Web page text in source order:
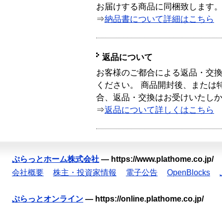
お届けする商品に同梱致します。
⇒納品書について詳細はこちら
返品について
お客様のご都合による返品・交
ください。 商品開封後、または
合、返品・交換はお受けいたし
⇒返品について詳しくはこちら
ぷらっとホーム株式会社 — https://www.plathome.co.jp/
会社概要
株主・投資家情報 電子公告 OpenBlocks
ぷらっとオンライン — https://online.plathome.co.jp/